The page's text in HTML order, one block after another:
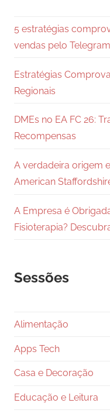
5 estratégias
vendas pelo Telegram
Estratégias
Regionais
DMEs no EA FC 26:
Recompensas
A verdadeira origem
American
A Empresa é
Fisioterapia?
Sessões
Alimentação
Apps Tech
Casa e Decoração
Educação e Leitura